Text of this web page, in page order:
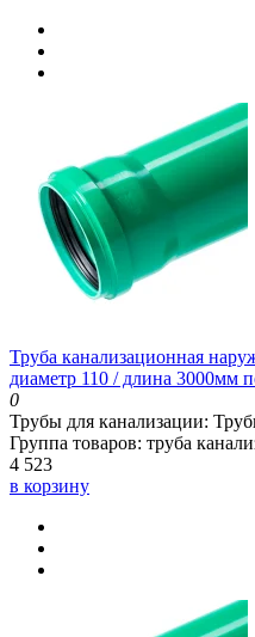
Труба канализационная
диаметр 110 / длина 3000мм
0
Трубы для канализации:
Группа товаров: труба
4 523
в корзину